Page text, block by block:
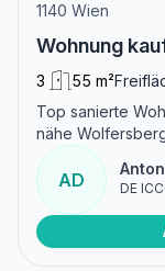
1140 Wien
Wohnung
3 55 m²
Top sanierte
nähe
AD DE